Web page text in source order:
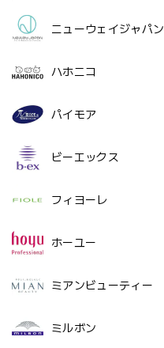
ニューウェイジャパン
ハホニコ
パイモア
ビーエックス
フィヨーレ
ホーユー
ミアンビューティー
ミルボン